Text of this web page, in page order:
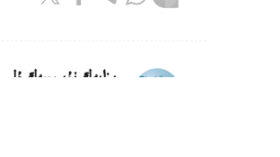
ريزابەك نۇسىپبەك ۇلى